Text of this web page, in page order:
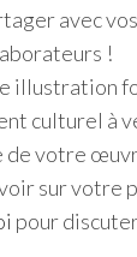
avec
!
illustration
culturel à
votre
sur votre
pour